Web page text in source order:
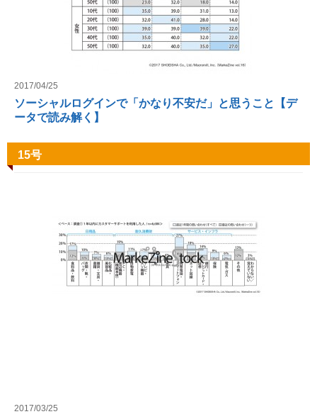
2017/04/25
ソーシャルログインで「かなり不安だ」と思うこと【デ
ータで読み解く】
15号
2017/03/25